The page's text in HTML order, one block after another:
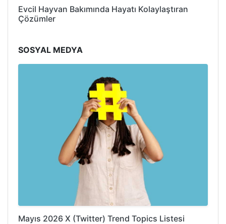
Evcil Hayvan Bakımında Hayatı Kolaylaştıran
Çözümler
SOSYAL MEDYA
Mayıs 2026 X (Twitter) Trend Topics Listesi